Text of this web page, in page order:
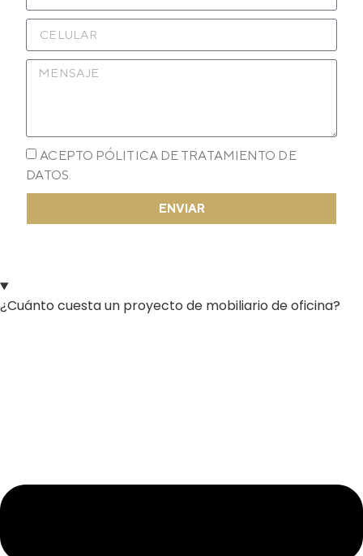
ACEPTO PÓLITICA DE TRATAMIENTO DE
DATOS.
ENVIAR
¿Cuánto cuesta un proyecto de mobiliario de oficina?